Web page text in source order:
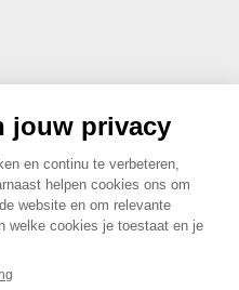
rechten voorbehouden |
Madoo|Sitemap